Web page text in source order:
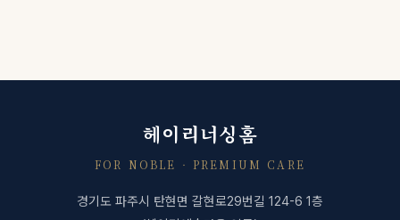
헤이리너싱홈
FOR NOBLE · PREMIUM CARE
경기도 파주시 탄현면 갈현로29번길 124-6 1층